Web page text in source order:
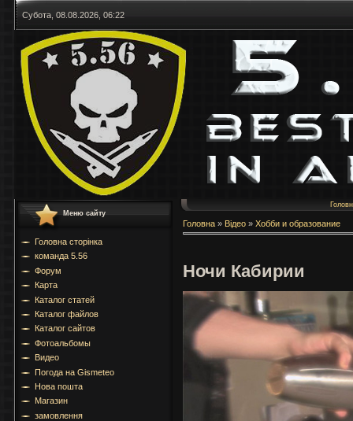
Субота, 08.08.2026, 06:22
Меню сайту
Головна сторінка
команда 5.56
Форум
Карта
Каталог статей
Каталог файлов
Каталог сайтов
Фотоальбомы
Видео
Погода на Gismeteo
Нова пошта
Магазин
замовлення
Головна » Відео » Хобби и образование
Ночи Кабирии